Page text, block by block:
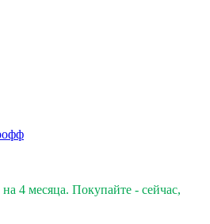
4 месяца. Покупайте - сейчас,